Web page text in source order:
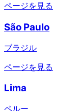
ページを見る
São Paulo
ブラジル
ページを見る
Lima
ペルー